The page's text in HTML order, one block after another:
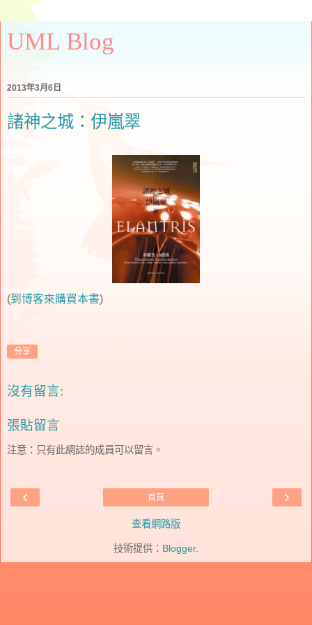
UML Blog
2013年3月6日
諸神之城：伊嵐翠
(到博客來購買本書)
分享
沒有留言:
張貼留言
注意：只有此網誌的成員可以留言。
‹ ›
首頁
查看網路版
技術提供： Blogger.